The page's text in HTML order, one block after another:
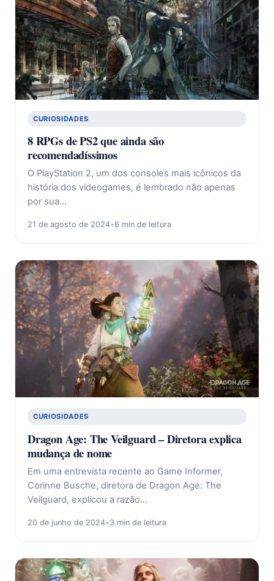
CURIOSIDADES
8 RPGs de PS2 que ainda são
recomendadíssimos
O PlayStation 2, um dos consoles mais icônicos da
história dos videogames, é lembrado não apenas
por sua…
21 de agosto de 2024•6 min de leitura
CURIOSIDADES
Dragon Age: The Veilguard – Diretora explica
mudança de nome
Em uma entrevista recente ao Game Informer,
Corinne Busche, diretora de Dragon Age: The
Veilguard, explicou a razão…
20 de junho de 2024•3 min de leitura